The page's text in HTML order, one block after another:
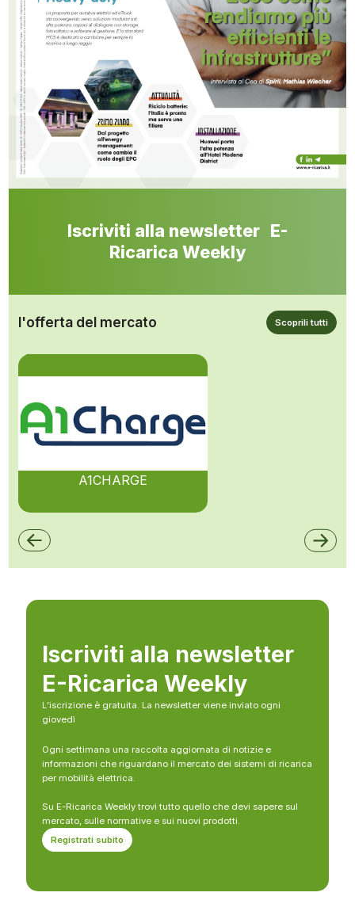
Iscriviti alla newsletter E-
Ricarica Weekly
l'offerta del mercato Scoprili tutti
A1CHARGE
Iscriviti alla newsletter
E-Ricarica Weekly
L’iscrizione è gratuita. La newsletter viene inviato ogni
giovedì
Ogni settimana una raccolta aggiornata di notizie e
informazioni che riguardano il mercato dei sistemi di ricarica
per mobilità elettrica.
Su E-Ricarica Weekly trovi tutto quello che devi sapere sul
mercato, sulle normative e sui nuovi prodotti.
Registrati subito